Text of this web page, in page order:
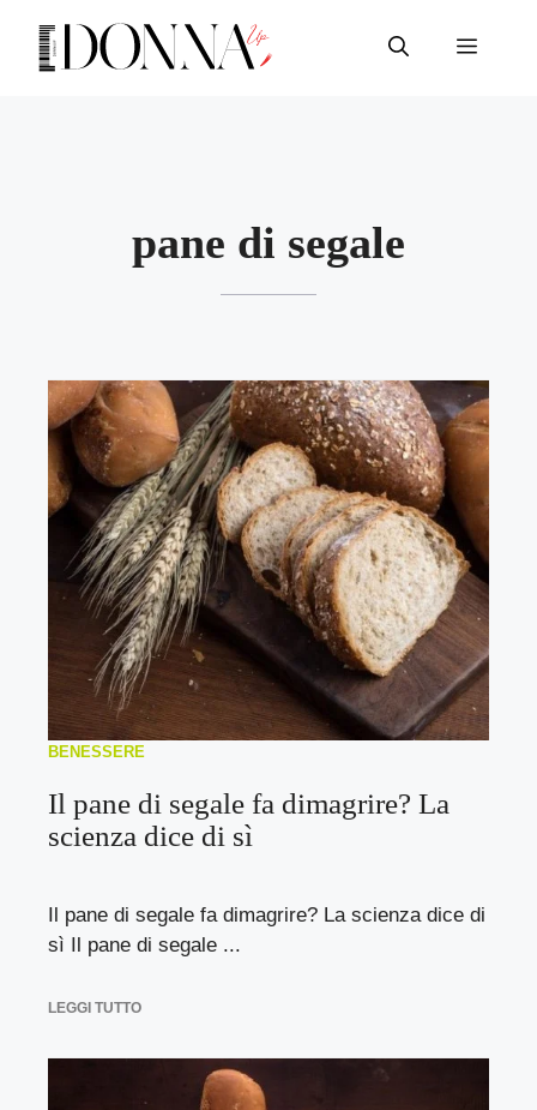
contenuto
Menu
pane di segale
BENESSERE
Il pane di segale fa dimagrire? La
scienza dice di sì
Il pane di segale fa dimagrire? La scienza dice di
sì Il pane di segale ...
LEGGI TUTTO